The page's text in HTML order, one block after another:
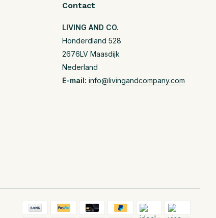
Contact
LIVING AND CO.
Honderdland 528
2676LV Maasdijk
Nederland
E-mail: info@livingandcompany.com